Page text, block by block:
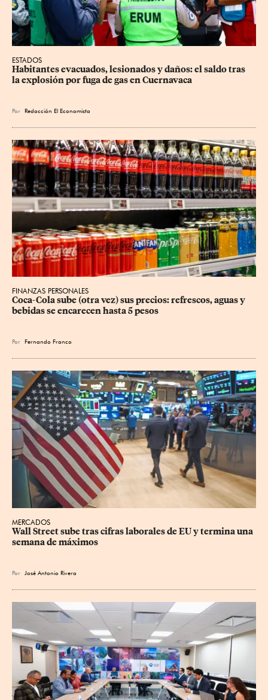
ESTADOS
Habitantes evacuados, lesionados y daños: el saldo tras
la explosión por fuga de gas en Cuernavaca
Por Redacción El Economista
FINANZAS PERSONALES
Coca-Cola sube (otra vez) sus precios: refrescos, aguas y
bebidas se encarecen hasta 5 pesos
Por Fernando Franco
MERCADOS
Wall Street sube tras cifras laborales de EU y termina una
semana de máximos
Por José Antonio Rivera